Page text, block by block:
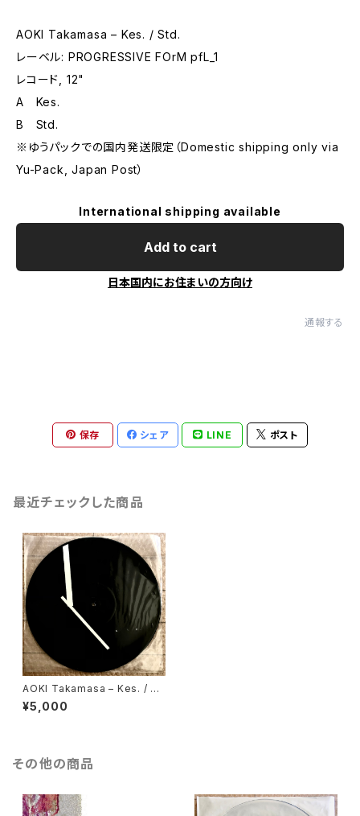
AOKI Takamasa – Kes. / Std.
レーベル: PROGRESSIVE FOrM pfL_1
レコード, 12"
A Kes.
B Std.
※ゆうパックでの国内発送限定（Domestic shipping only via
Yu-Pack, Japan Post）
International shipping available
Add to cart
日本国内にお住まいの方向け
通報する
保存 シェア LINE ポスト
最近チェックした商品
AOKI Takamasa – Kes. / St
d. 12inch pfL_1
¥5,000
その他の商品